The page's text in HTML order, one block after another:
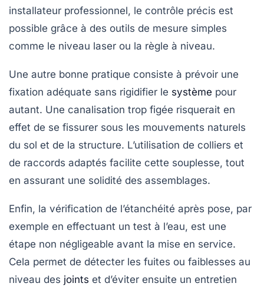
installateur professionnel, le contrôle précis est
possible grâce à des outils de mesure simples
comme le niveau laser ou la règle à niveau.
Une autre bonne pratique consiste à prévoir une
fixation adéquate sans rigidifier le système pour
autant. Une canalisation trop figée risquerait en
effet de se fissurer sous les mouvements naturels
du sol et de la structure. L’utilisation de colliers et
de raccords adaptés facilite cette souplesse, tout
en assurant une solidité des assemblages.
Enfin, la vérification de l’étanchéité après pose, par
exemple en effectuant un test à l’eau, est une
étape non négligeable avant la mise en service.
Cela permet de détecter les fuites ou faiblesses au
niveau des joints et d’éviter ensuite un entretien